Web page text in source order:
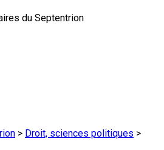
du Septentrion
> Droit, sciences politiques >